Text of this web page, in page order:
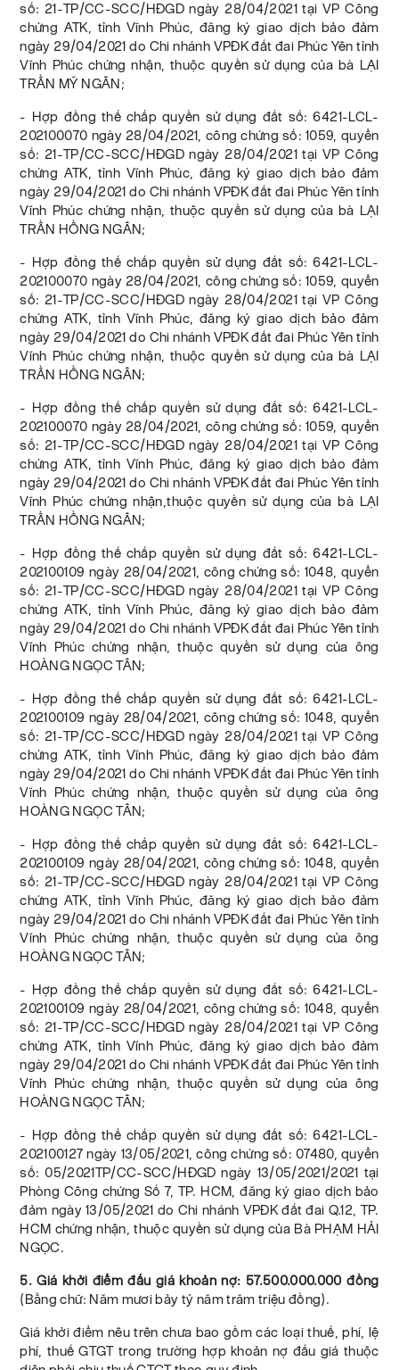
số: 21-TP/CC-SCC/HĐGD ngày 28/04/2021 tại VP Công
chứng ATK, tỉnh Vĩnh Phúc, đăng ký giao dịch bảo đảm
ngày 29/04/2021 do Chi nhánh VPĐK đất đai Phúc Yên tỉnh
Vĩnh Phúc chứng nhận, thuộc quyền sử dụng của bà LẠI
TRẦN MỸ NGÂN;
- Hợp đồng thế chấp quyền sử dụng đất số: 6421-LCL-
202100070 ngày 28/04/2021, công chứng số: 1059, quyển
số: 21-TP/CC-SCC/HĐGD ngày 28/04/2021 tại VP Công
chứng ATK, tỉnh Vĩnh Phúc, đăng ký giao dịch bảo đảm
ngày 29/04/2021 do Chi nhánh VPĐK đất đai Phúc Yên tỉnh
Vĩnh Phúc chứng nhận, thuộc quyền sử dụng của bà LẠI
TRẦN HỒNG NGÂN;
- Hợp đồng thế chấp quyền sử dụng đất số: 6421-LCL-
202100070 ngày 28/04/2021, công chứng số: 1059, quyển
số: 21-TP/CC-SCC/HĐGD ngày 28/04/2021 tại VP Công
chứng ATK, tỉnh Vĩnh Phúc, đăng ký giao dịch bảo đảm
ngày 29/04/2021 do Chi nhánh VPĐK đất đai Phúc Yên tỉnh
Vĩnh Phúc chứng nhận, thuộc quyền sử dụng của bà LẠI
TRẦN HỒNG NGÂN;
- Hợp đồng thế chấp quyền sử dụng đất số: 6421-LCL-
202100070 ngày 28/04/2021, công chứng số: 1059, quyển
số: 21-TP/CC-SCC/HĐGD ngày 28/04/2021 tại VP Công
chứng ATK, tỉnh Vĩnh Phúc, đăng ký giao dịch bảo đảm
ngày 29/04/2021 do Chi nhánh VPĐK đất đai Phúc Yên tỉnh
Vĩnh Phúc chứng nhận,thuộc quyền sử dụng của bà LẠI
TRẦN HỒNG NGÂN;
- Hợp đồng thế chấp quyền sử dụng đất số: 6421-LCL-
202100109 ngày 28/04/2021, công chứng số: 1048, quyển
số: 21-TP/CC-SCC/HĐGD ngày 28/04/2021 tại VP Công
chứng ATK, tỉnh Vĩnh Phúc, đăng ký giao dịch bảo đảm
ngày 29/04/2021 do Chi nhánh VPĐK đất đai Phúc Yên tỉnh
Vĩnh Phúc chứng nhận, thuộc quyền sử dụng của ông
HOÀNG NGỌC TÂN;
- Hợp đồng thế chấp quyền sử dụng đất số: 6421-LCL-
202100109 ngày 28/04/2021, công chứng số: 1048, quyển
số: 21-TP/CC-SCC/HĐGD ngày 28/04/2021 tại VP Công
chứng ATK, tỉnh Vĩnh Phúc, đăng ký giao dịch bảo đảm
ngày 29/04/2021 do Chi nhánh VPĐK đất đai Phúc Yên tỉnh
Vĩnh Phúc chứng nhận, thuộc quyền sử dụng của ông
HOÀNG NGỌC TÂN;
- Hợp đồng thế chấp quyền sử dụng đất số: 6421-LCL-
202100109 ngày 28/04/2021, công chứng số: 1048, quyển
số: 21-TP/CC-SCC/HĐGD ngày 28/04/2021 tại VP Công
chứng ATK, tỉnh Vĩnh Phúc, đăng ký giao dịch bảo đảm
ngày 29/04/2021 do Chi nhánh VPĐK đất đai Phúc Yên tỉnh
Vĩnh Phúc chứng nhận, thuộc quyền sử dụng của ông
HOÀNG NGỌC TÂN;
- Hợp đồng thế chấp quyền sử dụng đất số: 6421-LCL-
202100109 ngày 28/04/2021, công chứng số: 1048, quyển
số: 21-TP/CC-SCC/HĐGD ngày 28/04/2021 tại VP Công
chứng ATK, tỉnh Vĩnh Phúc, đăng ký giao dịch bảo đảm
ngày 29/04/2021 do Chi nhánh VPĐK đất đai Phúc Yên tỉnh
Vĩnh Phúc chứng nhận, thuộc quyền sử dụng của ông
HOÀNG NGỌC TÂN;
- Hợp đồng thế chấp quyền sử dụng đất số: 6421-LCL-
202100127 ngày 13/05/2021, công chứng số: 07480, quyển
số: 05/2021TP/CC-SCC/HĐGD ngày 13/05/2021/2021 tại
Phòng Công chứng Số 7, TP. HCM, đăng ký giao dịch bảo
đảm ngày 13/05/2021 do Chi nhánh VPĐK đất đai Q.12, TP.
HCM chứng nhận, thuộc quyền sử dụng của Bà PHẠM HẢI
NGỌC.
5. Giá khởi điểm đấu giá khoản nợ: 57.500.000.000 đồng
(Bằng chữ: Năm mươi bảy tỷ năm trăm triệu đồng).
Giá khởi điểm nêu trên chưa bao gồm các loại thuế, phí, lệ
phí, thuế GTGT trong trường hợp khoản nợ đấu giá thuộc